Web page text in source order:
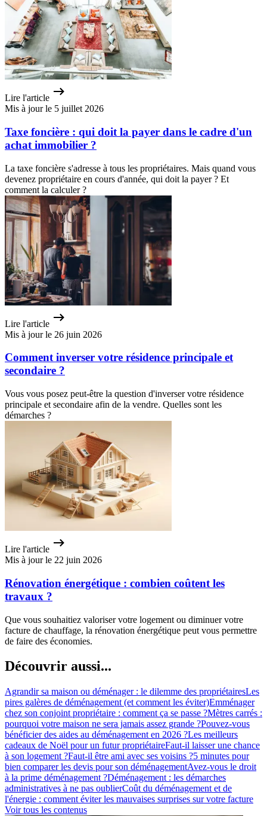
Lire l'article
Mis à jour le 5 juillet 2026
Taxe foncière : qui doit la payer dans le cadre d'un
achat immobilier ?
La taxe foncière s'adresse à tous les propriétaires. Mais quand vous
devenez propriétaire en cours d'année, qui doit la payer ? Et
comment la calculer ?
Lire l'article
Mis à jour le 26 juin 2026
Comment inverser votre résidence principale et
secondaire ?
Vous vous posez peut-être la question d'inverser votre résidence
principale et secondaire afin de la vendre. Quelles sont les
démarches ?
Lire l'article
Mis à jour le 22 juin 2026
Rénovation énergétique : combien coûtent les
travaux ?
Que vous souhaitiez valoriser votre logement ou diminuer votre
facture de chauffage, la rénovation énergétique peut vous permettre
de faire des économies.
Découvrir aussi...
Agrandir sa maison ou déménager : le dilemme des propriétairesLes
pires galères de déménagement (et comment les éviter)Emménager
chez son conjoint propriétaire : comment ça se passe ?Mètres carrés :
pourquoi votre maison ne sera jamais assez grande ?Pouvez-vous
bénéficier des aides au déménagement en 2026 ?Les meilleurs
cadeaux de Noël pour un futur propriétaireFaut-il laisser une chance
à son logement ?Faut-il être ami avec ses voisins ?5 minutes pour
bien comparer les devis pour son déménagementAvez-vous le droit
à la prime déménagement ?Déménagement : les démarches
administratives à ne pas oublierCoût du déménagement et de
l'énergie : comment éviter les mauvaises surprises sur votre facture
Voir tous les contenus